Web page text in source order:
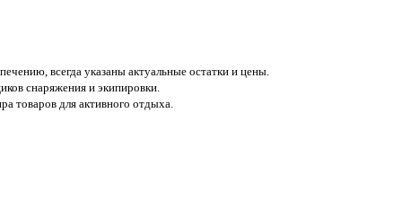
всегда указаны актуальные остатки и цены.
снаряжения и экипировки.
товаров для активного отдыха.